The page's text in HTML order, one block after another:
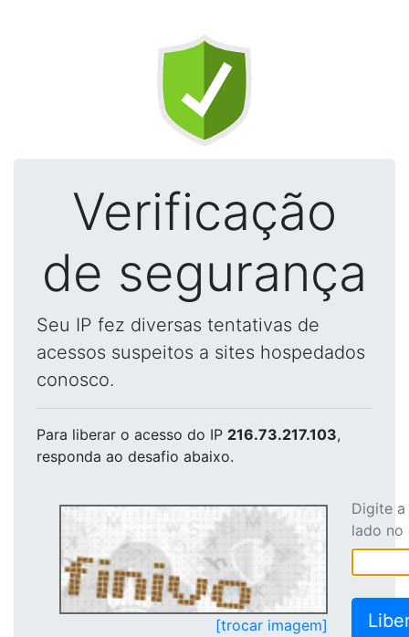
Verificação
de segurança
Seu IP fez diversas tentativas de
acessos suspeitos a sites hospedados
conosco.
Para liberar o acesso do IP 216.73.217.103,
responda ao desafio abaixo.
[trocar imagem]
Digite
lado no